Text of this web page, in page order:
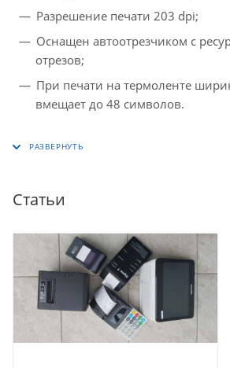
Разрешение печати 203 dpi;
Оснащен автоотрезчиком с
отрезов;
При печати на термоленте
вмещает до 48 символов.
Статьи